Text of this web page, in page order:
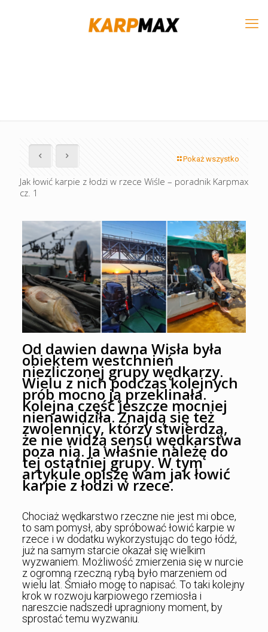
Pokaż wszystko
Jak łowić karpie z łodzi w rzece Wiśle – poradnik Karpmax
cz. 1
Od dawien dawna Wisła była
obiektem westchnień
niezliczonej grupy wędkarzy.
Wielu z nich podczas kolejnych
prób mocno ją przeklinała.
Kolejna część jeszcze mocniej
nienawidziła. Znajdą się też
zwolennicy, którzy stwierdzą,
że nie widzą sensu wędkarstwa
poza nią. Ja właśnie należę do
tej ostatniej grupy. W tym
artykule opiszę wam jak łowić
karpie z łodzi w rzece.
Chociaż wędkarstwo rzeczne nie jest mi obce,
to sam pomysł, aby spróbować łowić karpie w
rzece i w dodatku wykorzystując do tego łódź,
już na samym starcie okazał się wielkim
wyzwaniem. Możliwość zmierzenia się w nurcie
z ogromną rzeczną rybą było marzeniem od
wielu lat. Śmiało mogę to napisać. To taki kolejny
krok w rozwoju karpiowego rzemiosła i
nareszcie nadszedł upragniony moment, by
sprostać temu wyzwaniu.